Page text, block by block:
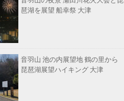
琶湖を展望 船幸祭 大津
音羽山 池の内展望地 鶴の里から
琵琶湖展望ハイキング 大津